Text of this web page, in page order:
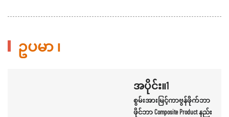
ဥပမာ ၊
အပိုင်း။1
စွမ်းအားမြင့်ကာဗွန်ဖိုက်ဘာ
ဖိုင်ဘာ Composite Product နည်း